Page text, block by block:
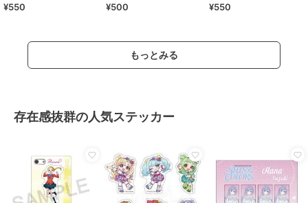
全15種)
¥550
（ランダム全5種）
¥500 ¥550
もっとみる
存在感抜群の人気ステッカー